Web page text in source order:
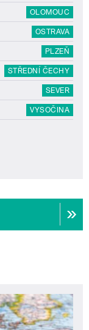
OLOMOUC
OSTRAVA
PLZEŇ
STŘEDNÍ ČECHY
SEVER
VYSOČINA